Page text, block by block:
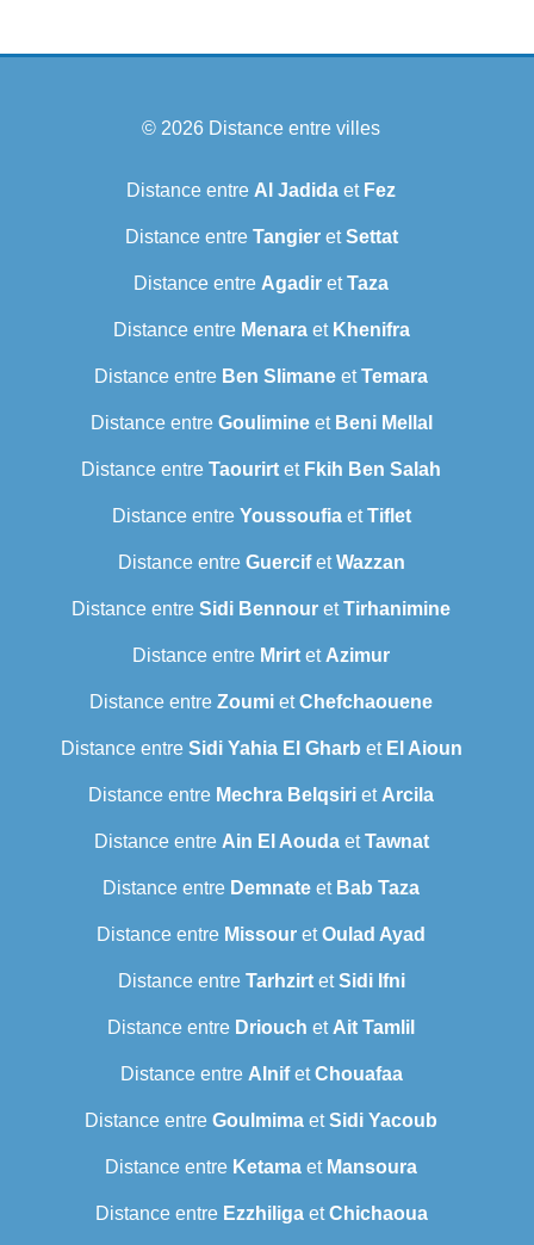
© 2026 Distance entre villes
Distance entre Al Jadida et Fez
Distance entre TangieretSettat
Distance entre Agadir etTaza
Distance entre Menaraet Khenifra
Distance entre Ben Slimane etTemara
Distance entre Goulimineet Beni Mellal
Distance entre Taourirt et Fkih Ben Salah
Distance entre YoussoufiaetTiflet
Distance entre GuercifetWazzan
Distance entre Sidi Bennour etTirhanimine
Distance entre Mrirt et Azimur
Distance entre Zoumi etChefchaouene
Distance entre Sidi Yahia El Gharb et El Aioun
Distance entre Mechra Belqsiri et Arcila
Distance entre Ain El AoudaetTawnat
Distance entre Demnate et Bab Taza
Distance entre Missour etOulad Ayad
Distance entre TarhzirtetSidi Ifni
Distance entre Driouch et Ait Tamlil
Distance entre AlnifetChouafaa
Distance entre Goulmima etSidi Yacoub
Distance entre Ketama et Mansoura
Distance entre EzzhiligaetChichaoua